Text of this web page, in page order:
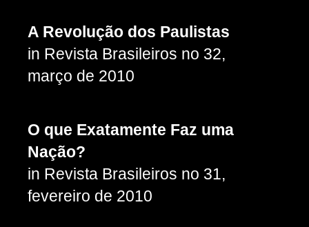
A Revolução dos Paulistas
in Revista Brasileiros no 32,
março de 2010
O que Exatamente Faz uma
Nação?
in Revista Brasileiros no 31,
fevereiro de 2010